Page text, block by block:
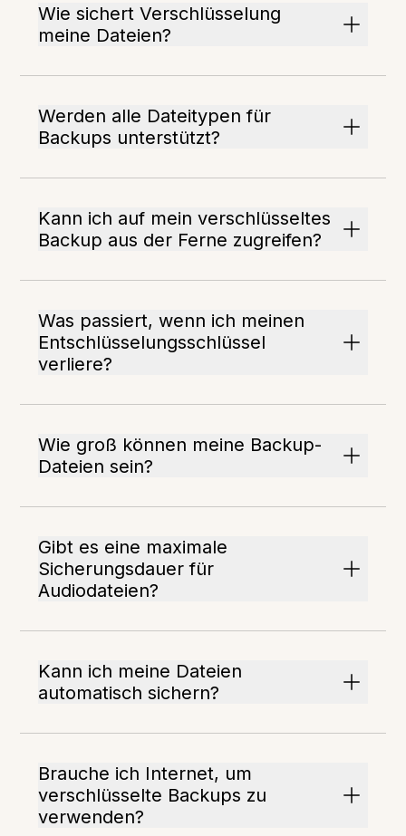
Wie sichert Verschlüsselung
meine Dateien?
Werden alle Dateitypen für
Backups unterstützt?
Kann ich auf mein verschlüsseltes
Backup aus der Ferne zugreifen?
Was passiert, wenn ich meinen
Entschlüsselungsschlüssel
verliere?
Wie groß können meine Backup-
Dateien sein?
Gibt es eine maximale
Sicherungsdauer für
Audiodateien?
Kann ich meine Dateien
automatisch sichern?
Brauche ich Internet, um
verschlüsselte Backups zu
verwenden?